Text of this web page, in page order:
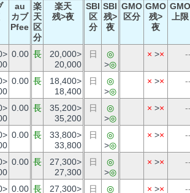
au
カブ
Pfee
楽
天
区
分
楽天
残>夜
SBI
区
分
SBI
残>
夜
GMO
区分
GMO
残>
夜
GMO
上限
0.00 長
20,000>
20,000
日
◎
>◎
× >×
0.00 長
18,400>
18,400
日
◎
>◎
× >×
0.00 長
35,200>
35,200
日
◎
>◎
× >×
0.00 長
33,800>
33,800
日
◎
>◎
× >×
0.00 長
27,300>
27,300
日
◎
>◎
× >×
0.00 長 27,300> 日 ◎ × >×